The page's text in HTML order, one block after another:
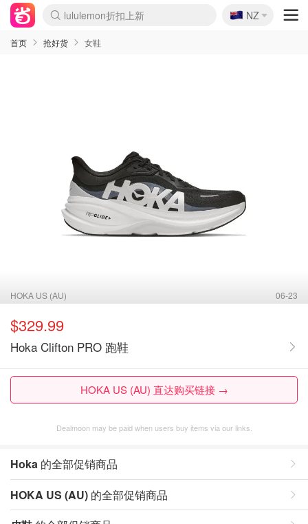
lululemon折扣上新
Sasa美妆护肤3.5折
SSENSE年中3折
FreshBeauty好价汇总
Cettire降价+叠9折
WWS Coles超市实拍
viagogo二手票捡漏
Myer超级周末1折
The Outnet奢牌1折起
David Jones 3折起
Flannels大牌1折
Perfumes Club护肤1折
AMIRO返校季6.2折
Amazon折扣汇总
eToro入金$200送$50
Amazon数码好物
ICONIC本周7.5折
ThedoubleF高奢地板价
Moose Knuckles 6折
丝芙兰5折起
EUFY官网3.7折起
Selenichast首饰2折
Trip机票酒店促销
YSL送5件彩妆礼
Amazon家居好物
Amazon美妆护肤
雅漾大喷$8
过敏原检测盒$33
伊索独家赠50ml沐浴露
科颜氏清仓3折
SEALIFE海洋馆门票6折
丝塔芙大白罐$16
订阅Newsletter送香薰
Cult Beauty 6.8折
Harrods圣诞日历2.3折
LN-CC奢牌私促3折
d'Alba空姐喷雾$16
EVE LOM套装逆天2折
Bernardelli独家4折
Adore Beauty 6折起
CT圣诞日历
Mytheresa奢品2.7折
Luxury Escapes 9折
Currentbody美容仪9折
MOON Garden Live
Roborock扫地机3.7折
Tingo Life水杯$24
Valentino官网5折
CR洗发护发6.3折
修丽可套装7.4折
Myer彩妆2件7折
GANNI官网4.5折
Stylevana韩妆4折
Tessabit高奢8.5折
OGX洗护4折
Amazon阿德莱德次日达
卡诗8.5折+赠礼
Philips Hue灯具8折
🇳🇿
NZ
首页 抢好货 女鞋
HOKA US (AU) 06-23
$329.99
Hoka Clifton PRO 跑鞋
HOKA US (AU) 直达购买链接 →
Dealmoon may be paid when users buy items via our links.
Hoka 的全部促销商品
HOKA US (AU) 的全部促销商品